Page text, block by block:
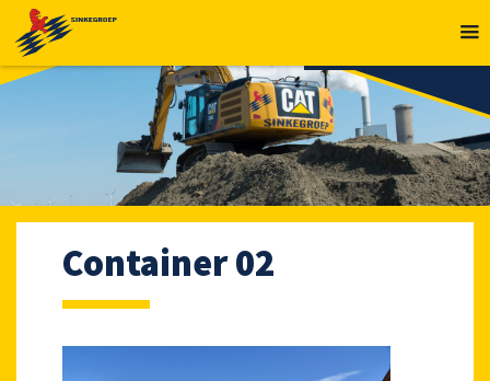
Container 02